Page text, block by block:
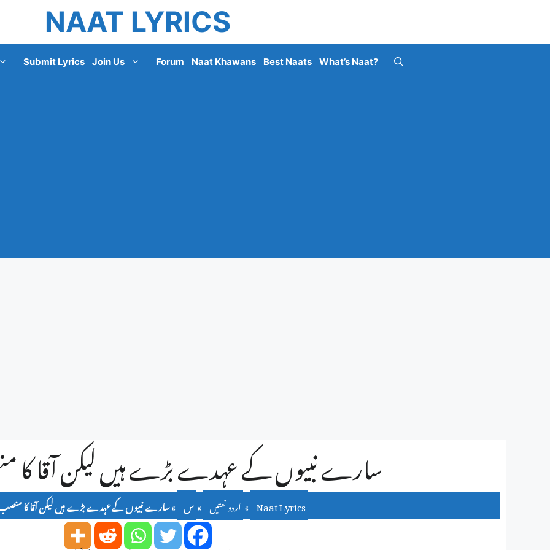
NAAT LYRICS
Submit Lyrics Join Us Forum Naat Khawans Best Naats What’s Naat?
سارے نبیوں کے عہدے بڑے ہیں لیکن آقا
Naat Lyrics
»اردو نعتیں »س »سارے نبیوں کے عہدے بڑے ہیں لیکن آقا کا